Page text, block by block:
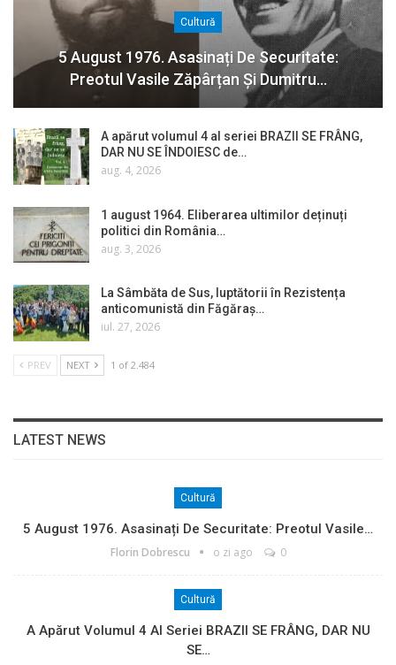
Cultură
5 August 1976. Asasinați De Securitate:
Preotul Vasile Zăpârțan Și Dumitru…
A apărut volumul 4 al seriei BRAZII SE FRÂNG,
DAR NU SE ÎNDOIESC de…
aug. 4, 2026
1 august 1964. Eliberarea ultimilor deținuți
politici din România…
aug. 3, 2026
La Sâmbăta de Sus, luptătorii în Rezistența
anticomunistă din Făgăraș…
iul. 27, 2026
PREV NEXT 1 of 2.484
LATEST NEWS
Cultură
5 August 1976. Asasinați De Securitate: Preotul Vasile…
Florin Dobrescu o zi ago 0
Cultură
A Apărut Volumul 4 Al Seriei BRAZII SE FRÂNG, DAR NU
SE…